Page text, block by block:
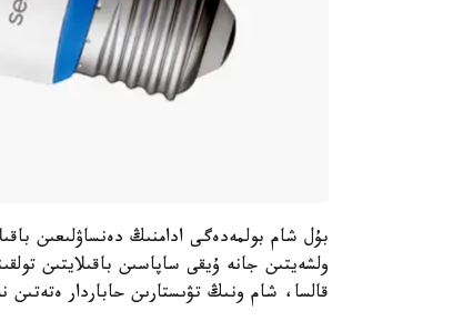
بۇل شام بولمەدەگى ادامنىڭ دەنساۋلىعىن
قالسا، شام ونىڭ تۋىستارىن حاباردار ەتەتىن